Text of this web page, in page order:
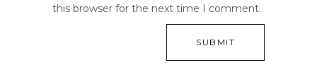
this browser for the next time I comment.